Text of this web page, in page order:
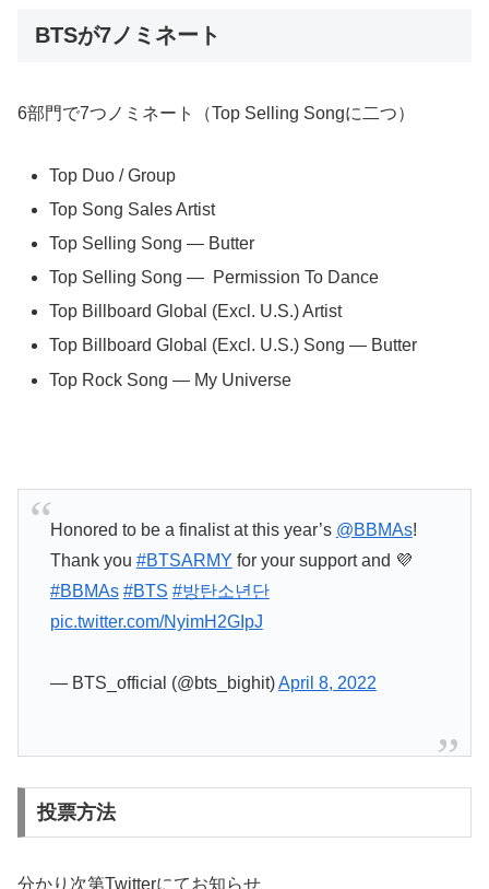
BTSが7ノミネート
6部門で7つノミネート（Top Selling Songに二つ）
Top Duo / Group
Top Song Sales Artist
Top Selling Song — Butter
Top Selling Song — Permission To Dance
Top Billboard Global (Excl. U.S.) Artist
Top Billboard Global (Excl. U.S.) Song — Butter
Top Rock Song — My Universe
Honored to be a finalist at this year’s @BBMAs!
Thank you #BTSARMY for your support and 💜
#BBMAs #BTS #방탄소년단
pic.twitter.com/NyimH2GIpJ
— BTS_official (@bts_bighit)April 8, 2022
投票方法
分かり次第Twitterにてお知らせ